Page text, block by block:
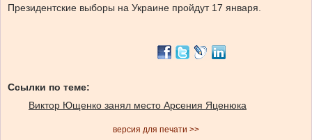
Президентские выборы на Украине пройдут 17 января.
Ссылки по теме:
Виктор Ющенко занял место Арсения Яценюка
версия для печати >>